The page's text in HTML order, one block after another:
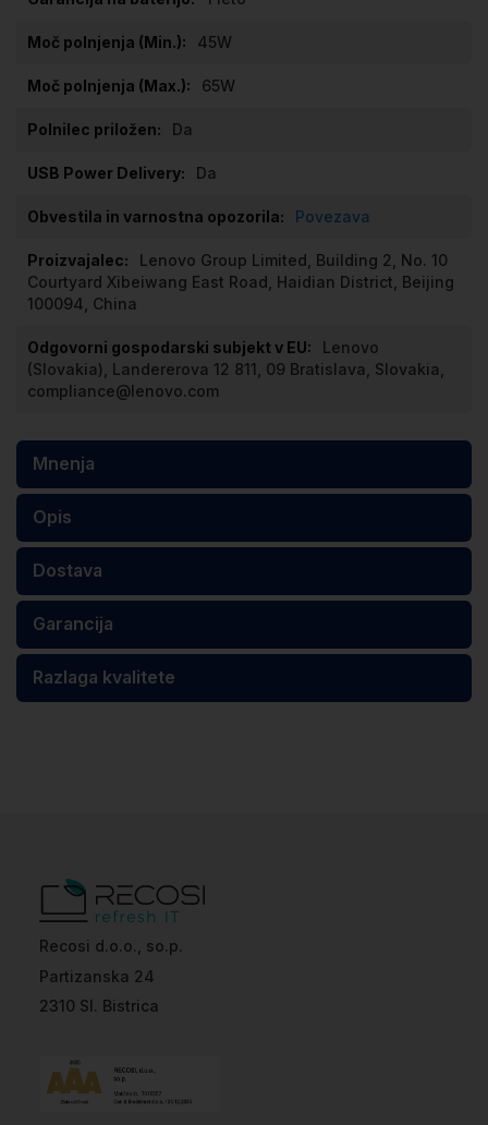
45W
65W
Da
Da
Povezava
Lenovo Group Limited, Building 2, No. 10
Courtyard Xibeiwang East Road, Haidian District, Beijing
100094, China
Lenovo
(Slovakia), Landererova 12 811, 09 Bratislava, Slovakia,
compliance@lenovo.com
Mnenja
Opis
Dostava
Garancija
Razlaga kvalitete
Recosi d.o.o., so.p.
Partizanska 24
2310 Sl. Bistrica